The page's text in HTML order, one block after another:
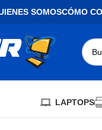
SOMOSCÓMO
LAPTOPS